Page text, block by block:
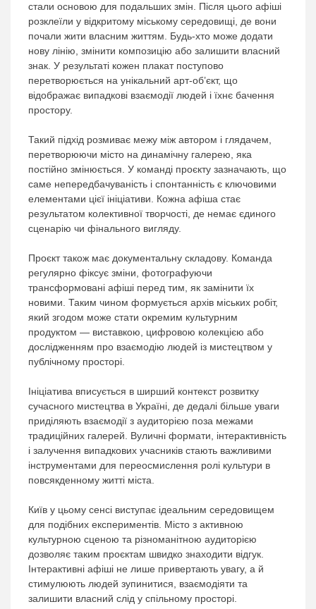
стали основою для подальших змін. Після цього афіші
розклеїли у відкритому міському середовищі, де вони
почали жити власним життям. Будь-хто може додати
нову лінію, змінити композицію або залишити власний
знак. У результаті кожен плакат поступово
перетворюється на унікальний арт-об’єкт, що
відображає випадкові взаємодії людей і їхнє бачення
простору.
Такий підхід розмиває межу між автором і глядачем,
перетворюючи місто на динамічну галерею, яка
постійно змінюється. У команді проєкту зазначають, що
саме непередбачуваність і спонтанність є ключовими
елементами цієї ініціативи. Кожна афіша стає
результатом колективної творчості, де немає єдиного
сценарію чи фінального вигляду.
Проєкт також має документальну складову. Команда
регулярно фіксує зміни, фотографуючи
трансформовані афіші перед тим, як замінити їх
новими. Таким чином формується архів міських робіт,
який згодом може стати окремим культурним
продуктом — виставкою, цифровою колекцією або
дослідженням про взаємодію людей із мистецтвом у
публічному просторі.
Ініціатива вписується в ширший контекст розвитку
сучасного мистецтва в Україні, де дедалі більше уваги
приділяють взаємодії з аудиторією поза межами
традиційних галерей. Вуличні формати, інтерактивність
і залучення випадкових учасників стають важливими
інструментами для переосмислення ролі культури в
повсякденному житті міста.
Київ у цьому сенсі виступає ідеальним середовищем
для подібних експериментів. Місто з активною
культурною сценою та різноманітною аудиторією
дозволяє таким проєктам швидко знаходити відгук.
Інтерактивні афіші не лише привертають увагу, а й
стимулюють людей зупинитися, взаємодіяти та
залишити власний слід у спільному просторі.